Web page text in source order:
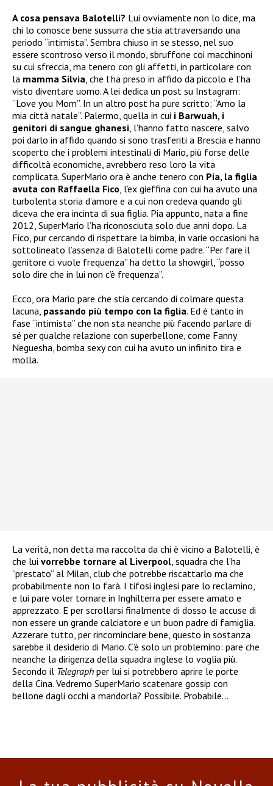
A cosa pensava Balotelli? Lui ovviamente non lo dice, ma
chi lo conosce bene sussurra che stia attraversando una
periodo “intimista”. Sembra chiuso in se stesso, nel suo
essere scontroso verso il mondo, sbruffone coi macchinoni
su cui sfreccia, ma tenero con gli affetti, in particolare con
la mamma Silvia , che l’ha preso in affido da piccolo e l’ha
visto diventare uomo. A lei dedica un post su Instagram:
“Love you Mom”. In un altro post ha pure scritto: “Amo la
mia città natale”. Palermo, quella in cui i Barwuah, i
genitori di sangue ghanesi , l’hanno fatto nascere, salvo
poi darlo in affido quando si sono trasferiti a Brescia e hanno
scoperto che i problemi intestinali di Mario, più forse delle
difficoltà economiche, avrebbero reso loro la vita
complicata. SuperMario ora è anche tenero con Pia, la figlia
avuta con Raffaella Fico , l’ex gieffina con cui ha avuto una
turbolenta storia d’amore e a cui non credeva quando gli
diceva che era incinta di sua figlia. Pia appunto, nata a fine
2012, SuperMario l’ha riconosciuta solo due anni dopo. La
Fico, pur cercando di rispettare la bimba, in varie occasioni ha
sottolineato l’assenza di Balotelli come padre. “Per fare il
genitore ci vuole frequenza” ha detto la showgirl, “posso
solo dire che in lui non c’è frequenza”.
Ecco, ora Mario pare che stia cercando di colmare questa
lacuna, passando più tempo con la figlia. Ed è tanto in
fase “intimista” che non sta neanche più facendo parlare di
sé per qualche relazione con superbellone, come Fanny
Neguesha, bomba sexy con cui ha avuto un infinito tira e
molla.
La verità, non detta ma raccolta da chi è vicino a Balotelli, è
che lui vorrebbe tornare al Liverpool , squadra che l’ha
“prestato” al Milan, club che potrebbe riscattarlo ma che
probabilmente non lo farà. I tifosi inglesi pare lo reclamino,
e lui pare voler tornare in Inghilterra per essere amato e
apprezzato. E per scrollarsi finalmente di dosso le accuse di
non essere un grande calciatore e un buon padre di famiglia.
Azzerare tutto, per rincominciare bene, questo in sostanza
sarebbe il desiderio di Mario. C’è solo un problemino: pare che
neanche la dirigenza della squadra inglese lo voglia più.
Secondo il Telegraph per lui si potrebbero aprire le porte
della Cina. Vedremo SuperMario scatenare gossip con
bellone dagli occhi a mandorla? Possibile. Probabile…